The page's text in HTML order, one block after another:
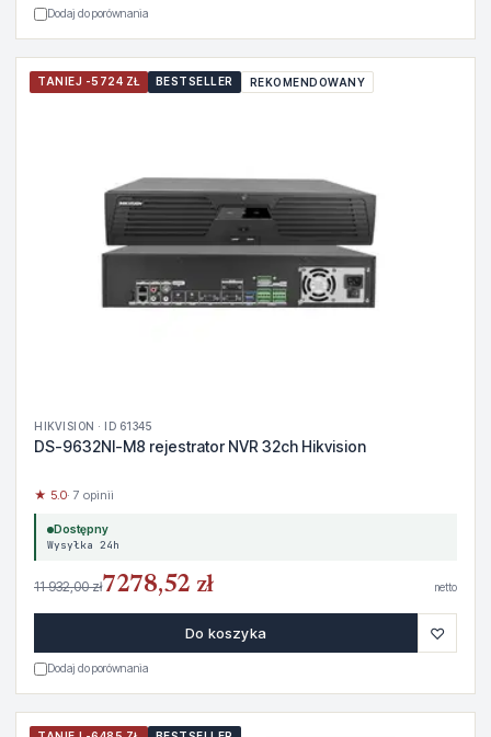
Dodaj do porównania
TANIEJ -5724 ZŁ BESTSELLER REKOMENDOWANY
HIKVISION · ID 61345
DS-9632NI-M8 rejestrator NVR 32ch Hikvision
★ 5.0· 7 opinii
Dostępny
Wysyłka 24h
11 932,00 zł7278,52 zł netto
Do koszyka ♡
Dodaj do porównania